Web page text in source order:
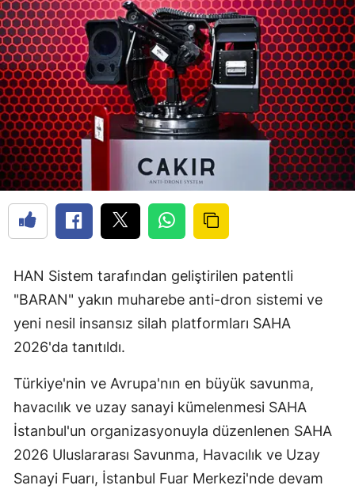
HAN Sistem tarafından geliştirilen patentli
"BARAN" yakın muharebe anti-dron sistemi ve
yeni nesil insansız silah platformları SAHA
2026'da tanıtıldı.
Türkiye'nin ve Avrupa'nın en büyük savunma,
havacılık ve uzay sanayi kümelenmesi SAHA
İstanbul'un organizasyonuyla düzenlenen SAHA
2026 Uluslararası Savunma, Havacılık ve Uzay
Sanayi Fuarı, İstanbul Fuar Merkezi'nde devam